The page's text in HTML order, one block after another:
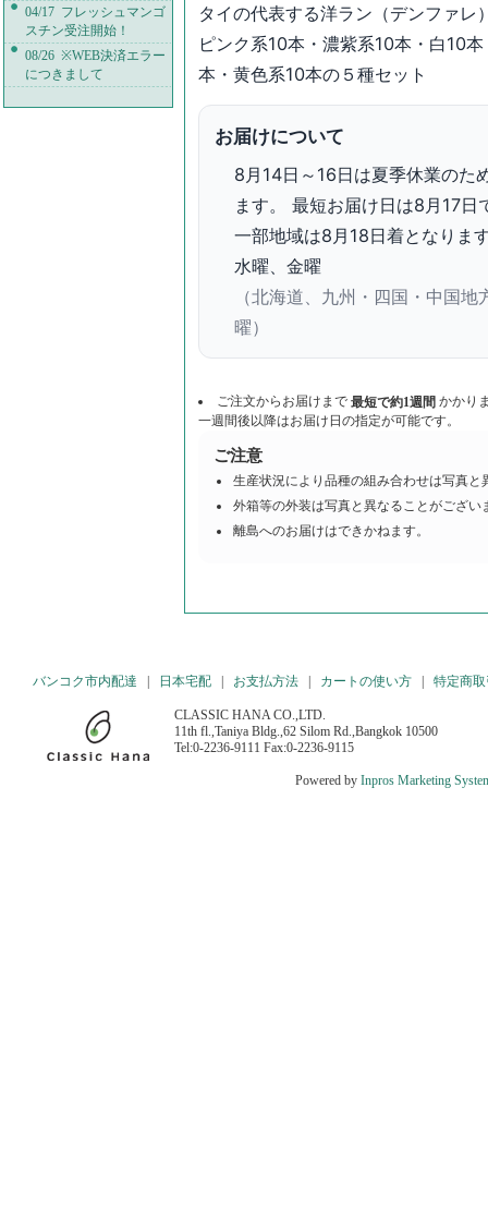
04/17 フレッシュマンゴ
スチン受注開始！
08/26 ※WEB決済エラー
につきまして
タイの代表する洋ラン（デンファレ
ピンク系10本・濃紫系10本・白10
本・黄色系10本の５種セット
お届けについて
8月14日～16日は夏季休業のた
ます。 最短お届け日は8月17日
一部地域は8月18日着となりま
水曜、金曜
（北海道、九州・四国・中国
曜）
ご注文からお届けまで 最短で約1週間 かかり
一週間後以降はお届け日の指定が可能です。
ご注意
生産状況により品種の組み合わせは写真と
外箱等の外装は写真と異なることがござい
離島へのお届けはできかねます。
バンコク市内配達 日本宅配 お支払方法 カートの使い方 特定商
CLASSIC HANA CO.,LTD.
11th fl.,Taniya Bldg.,62 Silom Rd.,Bangkok 10500
Tel:0-2236-9111 Fax:0-2236-9115
Powered by Inpros Marketing